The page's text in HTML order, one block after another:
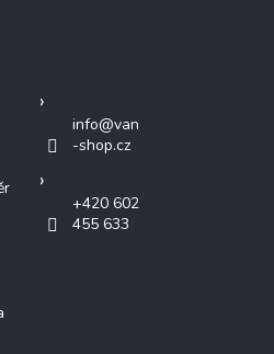
info@van
-shop.cz
+420 602
455 633